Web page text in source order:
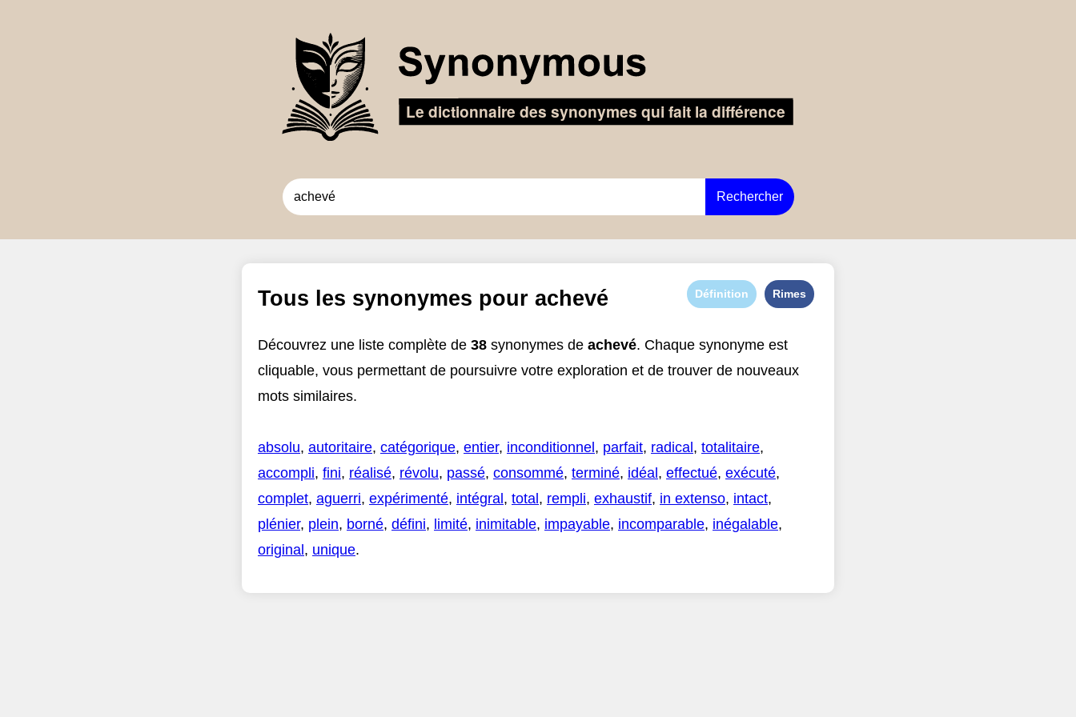
Rechercher
Tous les synonymes pour achevé Définition Rimes
Découvrez une liste complète de 38 synonymes de achevé. Chaque synonyme est
cliquable, vous permettant de poursuivre votre exploration et de trouver de nouveaux
mots similaires.
absolu, autoritaire, catégorique, entier, inconditionnel, parfait, radical, totalitaire,
accompli, fini, réalisé, révolu, passé, consommé, terminé, idéal, effectué, exécuté,
complet, aguerri, expérimenté, intégral, total, rempli, exhaustif, in extenso, intact,
plénier, plein, borné, défini, limité, inimitable, impayable, incomparable, inégalable,
original, unique.